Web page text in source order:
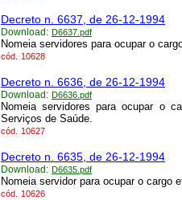
Decreto n. 6637, de 26-12-1994
Download: D6637.pdf
Nomeia servidores para ocupar o
cód. 10628
Decreto n. 6636, de 26-12-1994
Download: D6636.pdf
Nomeia servidores para ocupar o
Serviços de Saúde.
cód. 10627
Decreto n. 6635, de 26-12-1994
Download: D6635.pdf
Nomeia servidor para ocupar o cargo
cód. 10626